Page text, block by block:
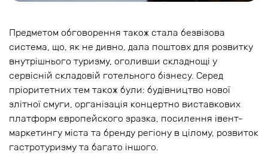
Предметом обговорення також стала безвізова
система, що, як не дивно, дала поштовх для розвитку
внутрішнього туризму, оголивши складнощі у
сервісній складовій готельного бізнесу. Серед
пріоритетних тем також були: будівництво нової
злітної смуги, організація концертно виставкових
платформ європейского зразка, посилення івент-
маркетингу міста та бренду регіону в цілому, розвиток
гастротуризму та багато іншого.